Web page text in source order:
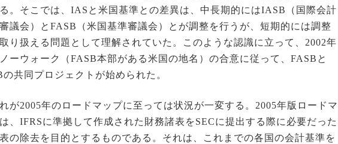
。そこでは、IASと米国基準との差異は、中長期的にはIASB（国際会計
議会）とFASB（米国基準審議会）とが調整を行うが、短期的には調整
り扱える問題として理解されていた。このような認識に立って、2002年
ーウォーク（FASB本部がある米国の地名）の合意に従って、FASBと
共同プロジェクトが始められた。
が2005年のロードマップに至っては状況が一変する。2005年版ロードマ
、IFRSに準拠して作成された財務諸表をSECに提出する際に必要だった
の除去を目的とするものである。それは、これまでの各国の会計基準を